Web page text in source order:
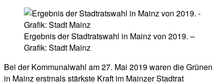
Ergebnis der Stadtratswahl in Mainz von 2019. –
Grafik: Stadt Mainz
Bei der Kommunalwahl am 27. Mai 2019 waren die Grünen
in Mainz erstmals stärkste Kraft im Mainzer Stadtrat